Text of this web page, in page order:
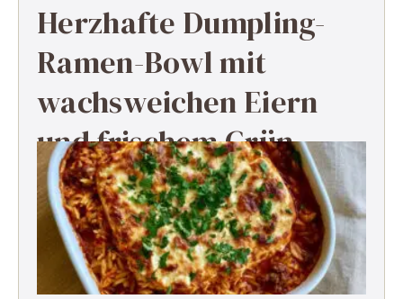
Herzhafte Dumpling-
Ramen-Bowl mit
wachsweichen Eiern
und frischem Grün